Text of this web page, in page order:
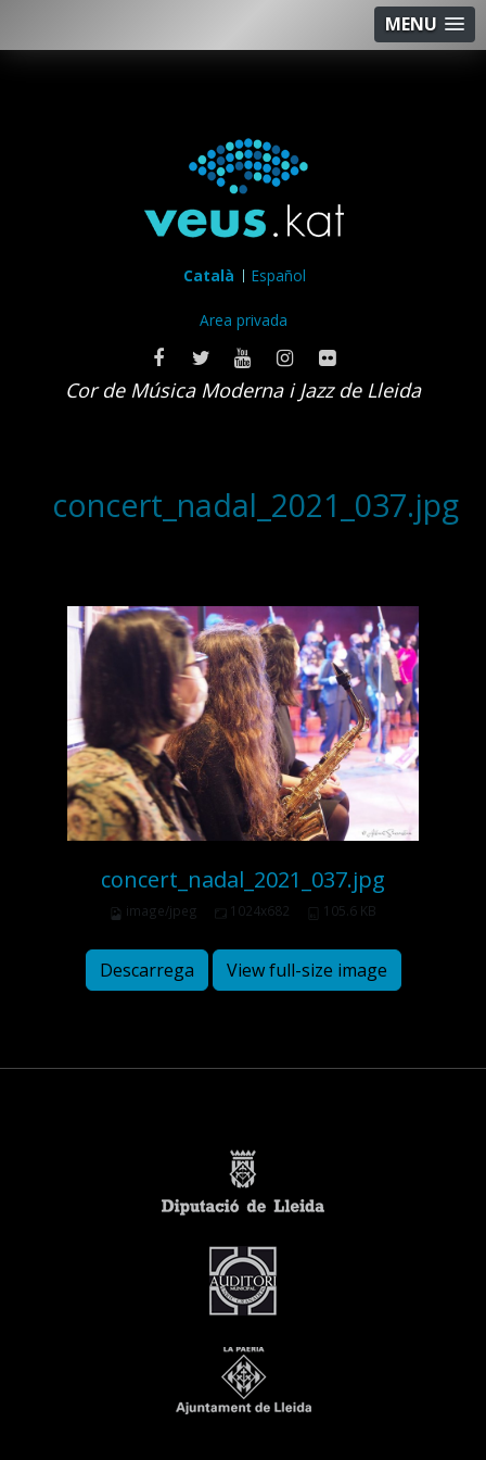
MENU
Català Español
Area privada
Cor de Música Moderna i Jazz de Lleida
concert_nadal_2021_037.jpg
concert_nadal_2021_037.jpg
image/jpeg 1024x682 105.6 KB
Descarrega View full-size image